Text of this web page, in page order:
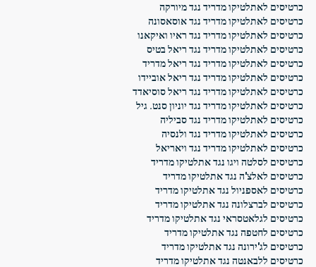
כרטיסים לאתלטיקו מדריד נגד מיורקה
כרטיסים לאתלטיקו מדריד נגד אוסאסונה
כרטיסים לאתלטיקו מדריד נגד ראיו ואיקאנו
כרטיסים לאתלטיקו מדריד נגד ריאל בטיס
כרטיסים לאתלטיקו מדריד נגד ריאל מדריד
כרטיסים לאתלטיקו מדריד נגד ריאל אוביידו
כרטיסים לאתלטיקו מדריד נגד ריאל סוסיאדד
כרטיסים לאתלטיקו מדריד נגד יוניון סנט. גיל
כרטיסים לאתלטיקו מדריד נגד סביליה
כרטיסים לאתלטיקו מדריד נגד ולנסיה
כרטיסים לאתלטיקו מדריד נגד ויאריאל
כרטיסים לסלטה ויגו נגד אתלטיקו מדריד
כרטיסים לאלצ'ה נגד אתלטיקו מדריד
כרטיסים לאספניול נגד אתלטיקו מדריד
כרטיסים לברצלונה נגד אתלטיקו מדריד
כרטיסים לגלאטסראי נגד אתלטיקו מדריד
כרטיסים לחטפה נגד אתלטיקו מדריד
כרטיסים לג'ירונה נגד אתלטיקו מדריד
כרטיסים ללבאנטה נגד אתלטיקו מדריד